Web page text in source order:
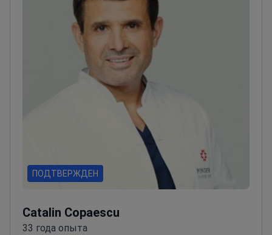
ПОДТВЕРЖДЕН
Catalin Copaescu
33 года опыта